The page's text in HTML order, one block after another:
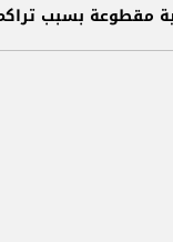
مقطوعة بسبب